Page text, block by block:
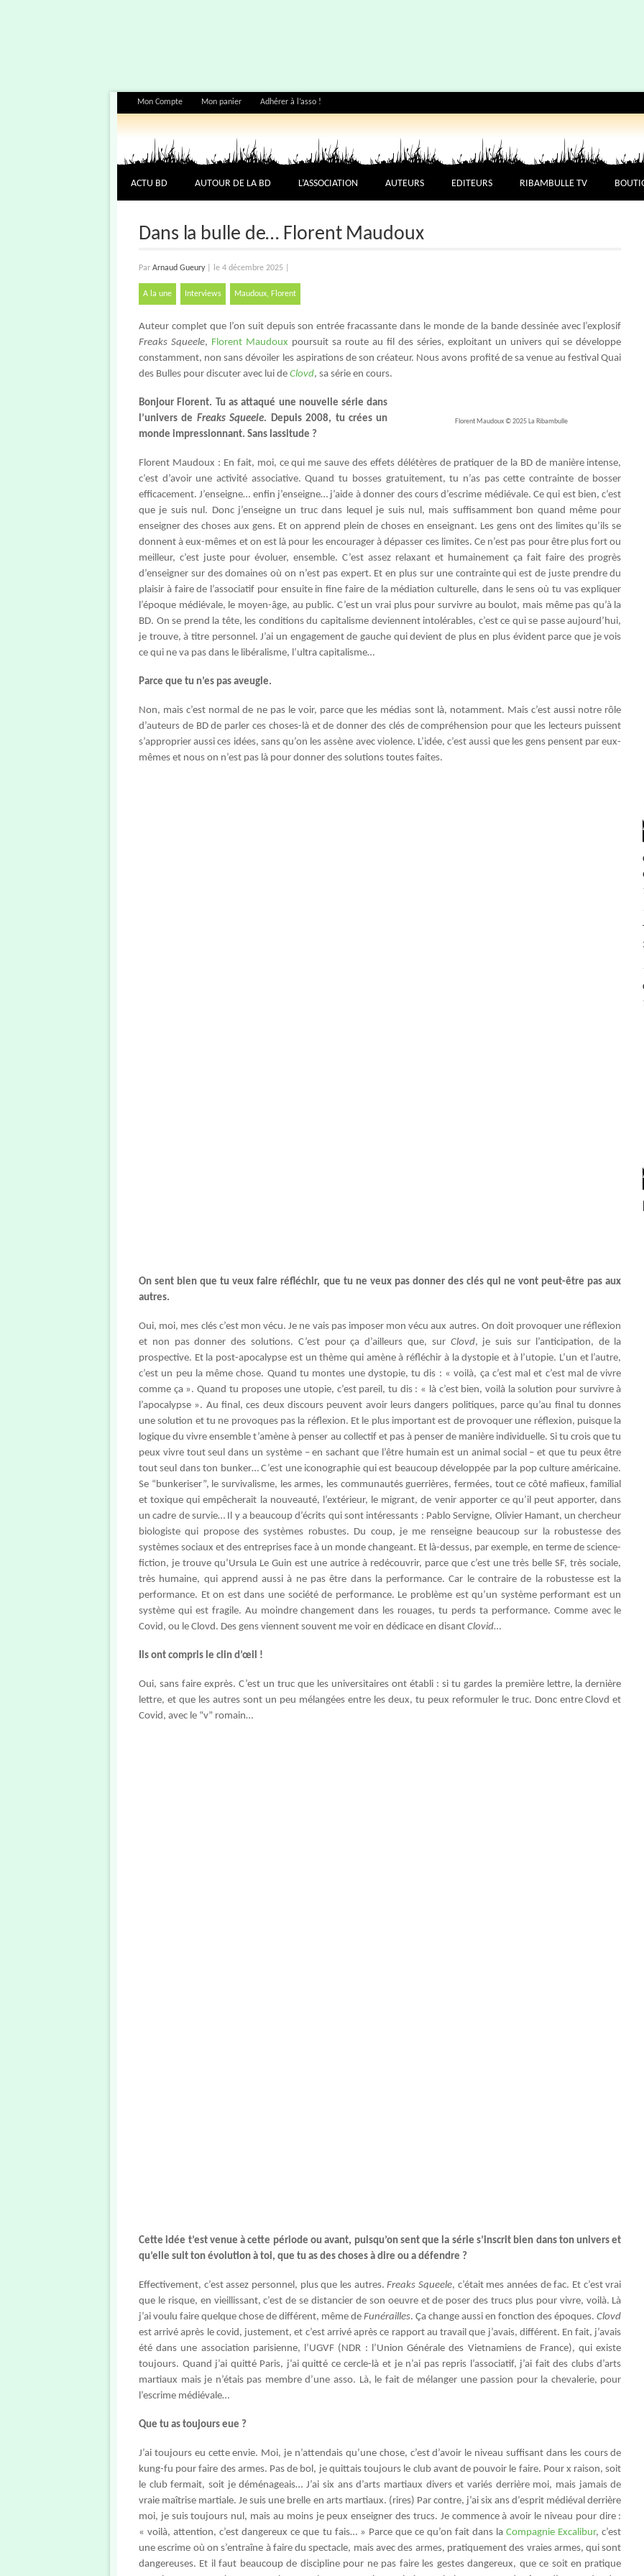
Mon Compte Mon panier Adhérer à l’asso !
ACTU BD AUTOUR DE LA BD L’ASSOCIATION AUTEURS EDITEURS RIBAMBULLE TV
Dans la bulle de… Florent Maudoux
Par Arnaud Gueury le 4 décembre 2025
A la une Interviews Maudoux, Florent
Auteur complet que l’on suit depuis son entrée fracassante dans le monde de la bande dessinée avec l’explosif
Freaks Squeele, Florent Maudoux poursuit sa route au fil des séries, exploitant un univers qui se développe
constamment, non sans dévoiler les aspirations de son créateur. Nous avons profité de sa venue au festival Quai
des Bulles pour discuter avec lui de Clovd, sa série en cours.
Florent Maudoux © 2025 La Ribambulle
Bonjour Florent. Tu as attaqué une nouvelle série dans
l’univers de Freaks Squeele. Depuis 2008, tu crées un
monde impressionnant. Sans lassitude ?
Florent Maudoux : En fait, moi, ce qui me sauve des effets délétères de pratiquer de la BD de manière intense,
c’est d’avoir une activité associative. Quand tu bosses gratuitement, tu n’as pas cette contrainte de bosser
efficacement. J’enseigne… enfin j’enseigne… j’aide à donner des cours d’escrime médiévale. Ce qui est bien, c’est
que je suis nul. Donc j’enseigne un truc dans lequel je suis nul, mais suffisamment bon quand même pour
enseigner des choses aux gens. Et on apprend plein de choses en enseignant. Les gens ont des limites qu’ils se
donnent à eux-mêmes et on est là pour les encourager à dépasser ces limites. Ce n’est pas pour être plus fort ou
meilleur, c’est juste pour évoluer, ensemble. C’est assez relaxant et humainement ça fait faire des progrès
d’enseigner sur des domaines où on n’est pas expert. Et en plus sur une contrainte qui est de juste prendre du
plaisir à faire de l’associatif pour ensuite in fine faire de la médiation culturelle, dans le sens où tu vas expliquer
l’époque médiévale, le moyen-âge, au public. C’est un vrai plus pour survivre au boulot, mais même pas qu’à la
BD. On se prend la tête, les conditions du capitalisme deviennent intolérables, c’est ce qui se passe aujourd’hui,
je trouve, à titre personnel. J’ai un engagement de gauche qui devient de plus en plus évident parce que je vois
ce qui ne va pas dans le libéralisme, l’ultra capitalisme…
Parce que tu n’es pas aveugle.
Non, mais c’est normal de ne pas le voir, parce que les médias sont là, notamment. Mais c’est aussi notre rôle
d’auteurs de BD de parler ces choses-là et de donner des clés de compréhension pour que les lecteurs puissent
s’approprier aussi ces idées, sans qu’on les assène avec violence. L’idée, c’est aussi que les gens pensent par eux-
mêmes et nous on n’est pas là pour donner des solutions toutes faites.
On sent bien que tu veux faire réfléchir, que tu ne veux pas donner des clés qui ne vont peut-être pas aux
autres.
Oui, moi, mes clés c’est mon vécu. Je ne vais pas imposer mon vécu aux autres. On doit provoquer une réflexion
et non pas donner des solutions. C’est pour ça d’ailleurs que, sur Clovd, je suis sur l’anticipation, de la
prospective. Et la post-apocalypse est un thème qui amène à réfléchir à la dystopie et à l’utopie. L’un et l’autre,
c’est un peu la même chose. Quand tu montes une dystopie, tu dis : « voilà, ça c’est mal et c’est mal de vivre
comme ça ». Quand tu proposes une utopie, c’est pareil, tu dis : « là c’est bien, voilà la solution pour survivre à
l’apocalypse ». Au final, ces deux discours peuvent avoir leurs dangers politiques, parce qu’au final tu donnes
une solution et tu ne provoques pas la réflexion. Et le plus important est de provoquer une réflexion, puisque la
logique du vivre ensemble t’amène à penser au collectif et pas à penser de manière individuelle. Si tu crois que tu
peux vivre tout seul dans un système – en sachant que l’être humain est un animal social – et que tu peux être
tout seul dans ton bunker… C’est une iconographie qui est beaucoup développée par la pop culture américaine.
Se “bunkeriser”, le survivalisme, les armes, les communautés guerrières, fermées, tout ce côté mafieux, familial
et toxique qui empêcherait la nouveauté, l’extérieur, le migrant, de venir apporter ce qu’il peut apporter, dans
un cadre de survie… Il y a beaucoup d’écrits qui sont intéressants : Pablo Servigne, Olivier Hamant, un chercheur
biologiste qui propose des systèmes robustes. Du coup, je me renseigne beaucoup sur la robustesse des
systèmes sociaux et des entreprises face à un monde changeant. Et là-dessus, par exemple, en terme de science-
fiction, je trouve qu’Ursula Le Guin est une autrice à redécouvrir, parce que c’est une très belle SF, très sociale,
très humaine, qui apprend aussi à ne pas être dans la performance. Car le contraire de la robustesse est la
performance. Et on est dans une société de performance. Le problème est qu’un système performant est un
système qui est fragile. Au moindre changement dans les rouages, tu perds ta performance. Comme avec le
Covid, ou le Clovd. Des gens viennent souvent me voir en dédicace en disant Clovid…
Ils ont compris le clin d’œil !
Oui, sans faire exprès. C’est un truc que les universitaires ont établi : si tu gardes la première lettre, la dernière
lettre, et que les autres sont un peu mélangées entre les deux, tu peux reformuler le truc. Donc entre Clovd et
Covid, avec le “v” romain…
Cette idée t’est venue à cette période ou avant, puisqu’on sent que la série s’inscrit bien dans ton univers et
qu’elle suit ton évolution à toi, que tu as des choses à dire ou a défendre ?
Effectivement, c’est assez personnel, plus que les autres.Freaks Squeele, c’était mes années de fac. Et c’est vrai
que le risque, en vieillissant, c’est de se distancier de son oeuvre et de poser des trucs plus pour vivre, voilà. Là
j’ai voulu faire quelque chose de différent, même deFunérailles. Ça change aussi en fonction des époques.Clovd
est arrivé après le covid, justement, et c’est arrivé après ce rapport au travail que j’avais, différent. En fait, j’avais
été dans une association parisienne, l’UGVF (NDR : l’Union Générale des Vietnamiens de France), qui existe
toujours. Quand j’ai quitté Paris, j’ai quitté ce cercle-là et je n’ai pas repris l’associatif, j’ai fait des clubs d’arts
martiaux mais je n’étais pas membre d’une asso. Là, le fait de mélanger une passion pour la chevalerie, pour
l’escrime médiévale…
Que tu as toujours eue ?
J’ai toujours eu cette envie. Moi, je n’attendais qu’une chose, c’est d’avoir le niveau suffisant dans les cours de
kung-fu pour faire des armes. Pas de bol, je quittais toujours le club avant de pouvoir le faire. Pour x raison, soit
le club fermait, soit je déménageais… J’ai six ans d’arts martiaux divers et variés derrière moi, mais jamais de
vraie maîtrise martiale. Je suis une brelle en arts martiaux. (rires) Par contre, j’ai six ans d’esprit médiéval derrière
moi, je suis toujours nul, mais au moins je peux enseigner des trucs. Je commence à avoir le niveau pour dire :
« voilà, attention, c’est dangereux ce que tu fais… » Parce que ce qu’on fait dans laCompagnie Excalibur, c’est
une escrime où on s’entraîne à faire du spectacle, mais avec des armes, pratiquement des vraies armes, qui sont
dangereuses. Et il faut beaucoup de discipline pour ne pas faire les gestes dangereux, que ce soit en pratique